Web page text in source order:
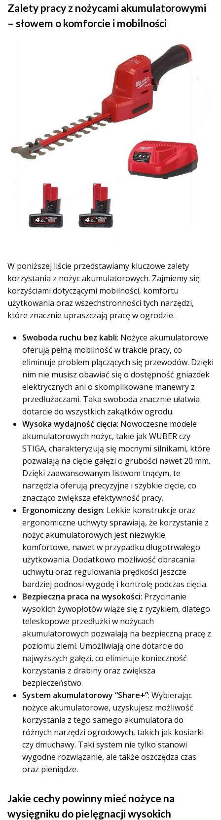
Zalety pracy z nożycami akumulatorowymi
– słowem o komforcie i mobilności
W poniższej liście przedstawiamy kluczowe zalety
korzystania z nożyc akumulatorowych. Zajmiemy się
korzyściami dotyczącymi mobilności, komfortu
użytkowania oraz wszechstronności tych narzędzi,
które znacznie upraszczają pracę w ogrodzie.
Swoboda ruchu bez kabli: Nożyce akumulatorowe
oferują pełną mobilność w trakcie pracy, co
eliminuje problem plączących się przewodów. Dzięki
nim nie musisz obawiać się o dostępność gniazdek
elektrycznych ani o skomplikowane manewry z
przedłużaczami. Taka swoboda znacznie ułatwia
dotarcie do wszystkich zakątków ogrodu.
Wysoka wydajność cięcia: Nowoczesne modele
akumulatorowych nożyc, takie jak WUBER czy
STIGA, charakteryzują się mocnymi silnikami, które
pozwalają na cięcie gałęzi o grubości nawet 20 mm.
Dzięki zaawansowanym listwom tnącym, te
narzędzia oferują precyzyjne i szybkie cięcie, co
znacząco zwiększa efektywność pracy.
Ergonomiczny design: Lekkie konstrukcje oraz
ergonomiczne uchwyty sprawiają, że korzystanie z
nożyc akumulatorowych jest niezwykle
komfortowe, nawet w przypadku długotrwałego
użytkowania. Dodatkowo możliwość obracania
uchwytu oraz regulowania prędkości jeszcze
bardziej podnosi wygodę i kontrolę podczas cięcia.
Bezpieczna praca na wysokości: Przycinanie
wysokich żywopłotów wiąże się z ryzykiem, dlatego
teleskopowe przedłużki w nożycach
akumulatorowych pozwalają na bezpieczną pracę z
poziomu ziemi. Umożliwiają one dotarcie do
najwyższych gałęzi, co eliminuje konieczność
korzystania z drabiny oraz zwiększa
bezpieczeństwo.
System akumulatorowy “Share+”: Wybierając
nożyce akumulatorowe, uzyskujesz możliwość
korzystania z tego samego akumulatora do
różnych narzędzi ogrodowych, takich jak kosiarki
czy dmuchawy. Taki system nie tylko stanowi
wygodne rozwiązanie, ale także oszczędza czas
oraz pieniądze.
Jakie cechy powinny mieć nożyce na
wysięgniku do pielęgnacji wysokich